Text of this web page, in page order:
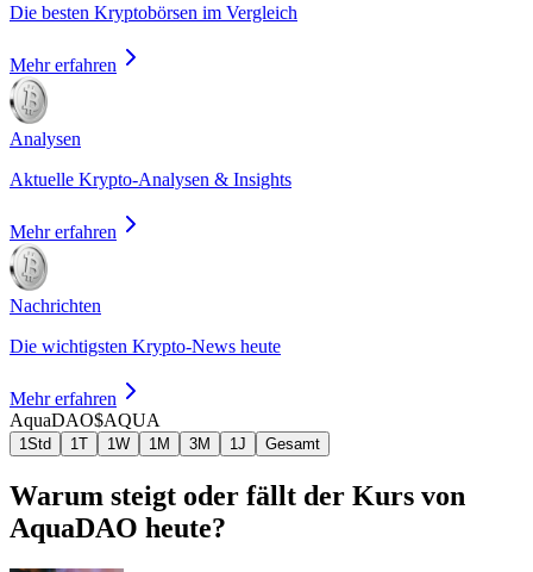
Die besten Kryptobörsen im Vergleich
Mehr erfahren
Analysen
Aktuelle Krypto-Analysen & Insights
Mehr erfahren
Nachrichten
Die wichtigsten Krypto-News heute
Mehr erfahren
AquaDAO$AQUA
1Std 1T 1W 1M 3M 1J Gesamt
Warum steigt oder fällt der Kurs von
AquaDAO heute?